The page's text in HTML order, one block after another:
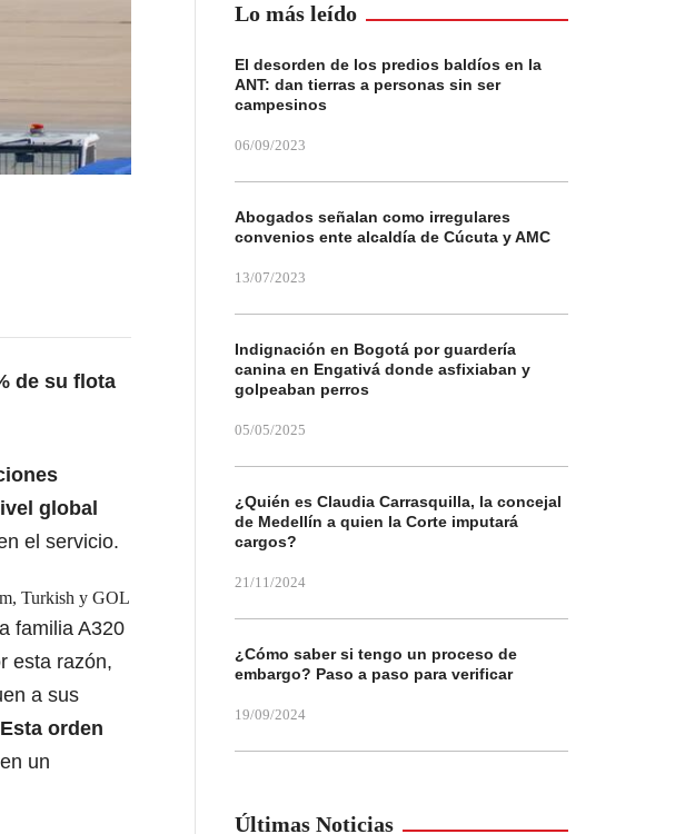
de su flota
global
el servicio.
Turkish y GOL
familia A320
esta razón,
a sus
Esta orden
un
Lo más leído
El desorden de los predios baldíos en la
ANT: dan tierras a personas sin ser
campesinos
06/09/2023
Abogados señalan como irregulares
convenios ente alcaldía de Cúcuta y AMC
13/07/2023
Indignación en Bogotá por guardería
canina en Engativá donde asfixiaban y
golpeaban perros
05/05/2025
¿Quién es Claudia Carrasquilla, la concejal
de Medellín a quien la Corte imputará
cargos?
21/11/2024
¿Cómo saber si tengo un proceso de
embargo? Paso a paso para verificar
19/09/2024
Últimas Noticias